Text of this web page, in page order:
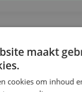
maakt
cookies om inhoud